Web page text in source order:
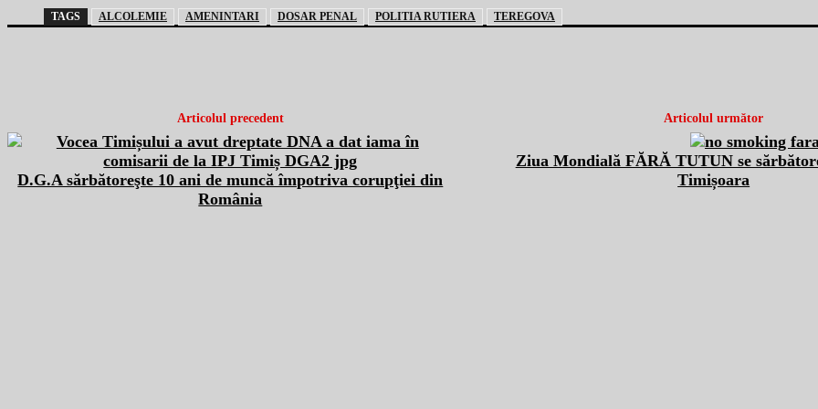
TAGS ALCOLEMIE AMENINTARI DOSAR PENAL POLITIA RUTIERA TEREGOVA
Articolul precedent
D.G.A sărbătoreşte 10 ani de muncă împotriva corupţiei din
România
Articolul următor
Ziua Mondială FĂRĂ TUTUN se
Timișoara